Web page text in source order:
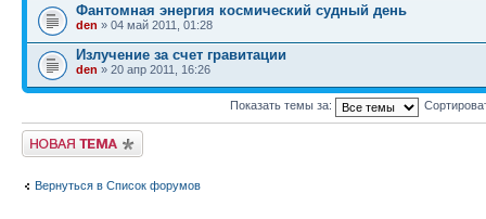
Фантомная энергия космический судный день
den » 04 май 2011, 01:28
Излучение за счет гравитации
den » 20 апр 2011, 16:26
Показать темы за:
Начать новую тему
Вернуться в Список форумов